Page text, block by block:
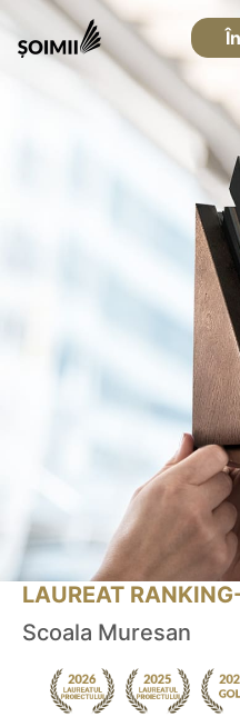
LAUREAT
Scoala Muresan